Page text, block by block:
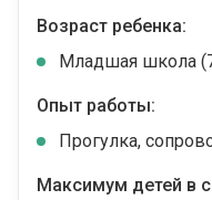
Возраст ребенка:
Младшая школа
Опыт работы:
Прогулка,
Максимум детей в